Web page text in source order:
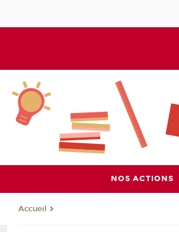
NOS ACTIONS
Accueil